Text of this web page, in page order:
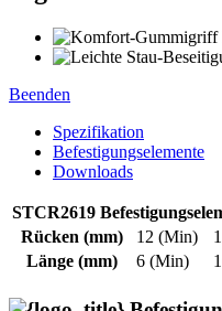
Beenden
Spezifikation
Befestigungselemente
Downloads
STCR2619
Rücken (mm)
12 (Min)
Länge (mm)
6 (Min)